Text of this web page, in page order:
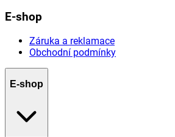
E-shop
Záruka a reklamace
Obchodní podmínky
E-shop